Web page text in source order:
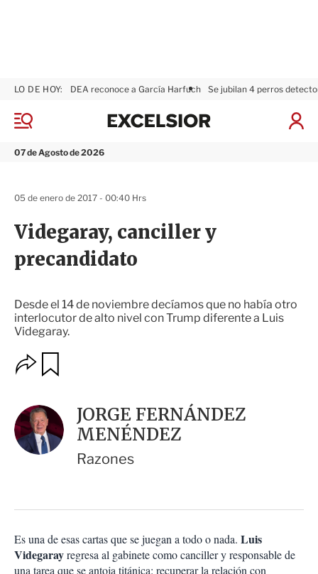
M
n
07 de Agosto de 2026
LO DE HOY: DEA reconoce a García Harfuch Se jubilan 4 perros
I
x
Videgaray, canciller y
precandidato
Desde el 14 de noviembre decíamos que no había otro
interlocutor de alto nivel con Trump diferente a Luis
Videgaray.
05 de enero de 2017 - 00:40 Hrs
O
p
o
n
e
s
o
a
r
a
r
JORGE FERNÁNDEZ
MENÉNDEZ
Razones
Es una de esas cartas que se juegan a todo o nada. Luis
Videgarayregresa al gabinete como canciller y responsable de
una tarea que se antoja titánica: recuperar la relación con